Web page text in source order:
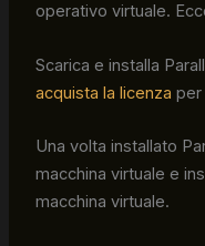
operativo virtuale.
Scarica e installa
acquista la licenza per
Una volta installato
macchina virtuale e
macchina virtuale.